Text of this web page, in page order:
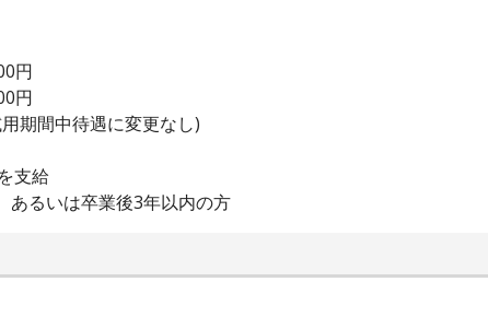
円
円
期間中待遇に変更なし)
支給
あるいは卒業後3年以内の方